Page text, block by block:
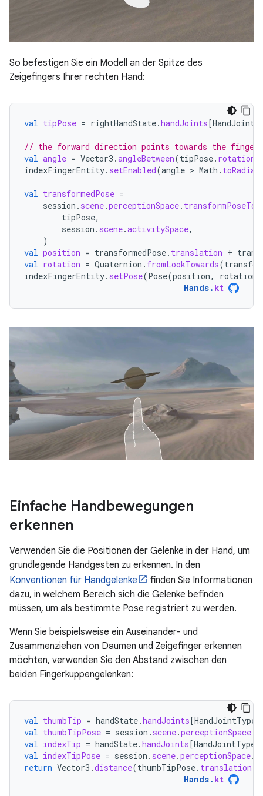
So befestigen Sie ein Modell an der Spitze des
Zeigefingers Ihrer rechten Hand:
val tipPose = rightHandState.handJoints [
// the forward direction points towards the
val angle = Vector3 .angleBetween(tipPose. rotation
indexFingerEntity. setEnabled(angle > Math .
val transformedPose =
session . scene.perceptionSpace. transformPoseTo
tipPose,
session . scene.activitySpace,
)
val position = transformedPose. translation +
val rotation = Quaternion . fromLookTowards(
indexFingerEntity. setPose(Pose(position, rotation
Hands. kt
Einfache Handbewegungen
erkennen
Verwenden Sie die Positionen der Gelenke in der Hand, um
grundlegende Handgesten zu erkennen. In den
Konventionen für Handgelenke
finden Sie Informationen
dazu, in welchem Bereich sich die Gelenke befinden
müssen, um als bestimmte Pose registriert zu werden.
Wenn Sie beispielsweise ein Auseinander- und
Zusammenziehen von Daumen und Zeigefinger erkennen
möchten, verwenden Sie den Abstand zwischen den
beiden Fingerkuppengelenken:
val thumbTip = handState.handJoints [HandJointType
val thumbTipPose = session . scene.perceptionSpace
val indexTip = handState.handJoints [HandJointType
val indexTipPose = session . scene.perceptionSpace.
return Vector3 .distance(thumbTipPose. translation
Hands. kt